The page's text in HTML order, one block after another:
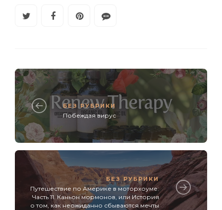
БЕЗ РУБРИКИ
Побеждая вирус
БЕЗ РУБРИКИ
Путешествие по Америке в моторхоуме:
Часть 11. Каньон мормонов, или История
о том, как неожиданно сбываются мечты